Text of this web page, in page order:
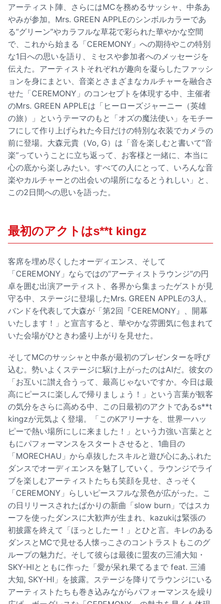
アーティスト陣、さらにはMCを務めるサッシャ、中条あ
やみが参加。Mrs. GREEN APPLEのシンボルカラーであ
る“グリーン”やカラフルな草花で彩られた華やかな空間
で、これから始まる「CEREMONY」への期待やこの特別
な1日への思いを語り、ミセスや参加者へのメッセージを
伝えた。アーティストそれぞれが趣向を凝らしたファッシ
ョンを身にまとい、音楽とさまざまなカルチャーを融合さ
せた「CEREMONY」のコンセプトを体現する中、主催者
のMrs. GREEN APPLEは「ヒーローズジャーニー（英雄
の旅）」というテーマのもと「オズの魔法使い」をモチー
フにして作り上げられた今日だけの特別な衣装でカメラの
前に登場。大森元貴（Vo, G）は「音を楽しむと書いて“音
楽”っていうことに立ち返って、お客様と一緒に、本当に
心の底から楽しみたい。すべての人にとって、いろんな音
楽やカルチャーとの出会いの場所になるとうれしい」と、
この2日間への思いを語った。
最初のアクトはs**t kingz
客席を埋め尽くしたオーディエンス、そして
「CEREMONY」ならではの“アーティストラウンジ”の円
卓を囲む出演アーティスト、各界から集まったゲストが見
守る中、ステージに登場したMrs. GREEN APPLEの3人。
バンドを代表して大森が「第2回『CEREMONY』、開幕
いたします！」と宣言すると、華やかな雰囲気に包まれて
いた会場がひときわ盛り上がりを見せた。
そしてMCのサッシャと中条が最初のプレゼンターを呼び
込む。勢いよくステージに駆け上がったのはAIだ。彼女の
「お互いに讃え合うって、最高じゃないですか。今日は最
高にピースに楽しんで帰りましょう！」という言葉が観客
の気分をさらに高める中、この日最初のアクトであるs**t
kingzが元気よく登場。「このKアリーナを、世界一ハッ
ピーで熱い場所にしに来ました！」という力強い言葉とと
もにパフォーマンスをスタートさせると、1曲目の
「MORECHAU」から卓抜したスキルと遊び心にあふれた
ダンスでオーディエンスを魅了していく。ラウンジでライ
ブを楽しむアーティストたちも笑顔を見せ、さっそく
「CEREMONY」らしいピースフルな景色が広がった。こ
の日リリースされたばかりの新曲「slow burn」ではスカ
ーフを使ったダンスに大歓声が生まれ、kazukiは緊張の
初披露を終えて「ほっとしたー！」とひと言。キレのある
ダンスとMCで見せる人懐っこさのコントラストもこのグ
ループの魅力だ。そして彼らは最後に盟友の三浦大知・
SKY-HIとともに作った「愛が呆れ果てるまで feat. 三浦
大知, SKY-HI」を披露。ステージを降りてラウンジにいる
アーティストたちも巻き込みながらパフォーマンスを繰り